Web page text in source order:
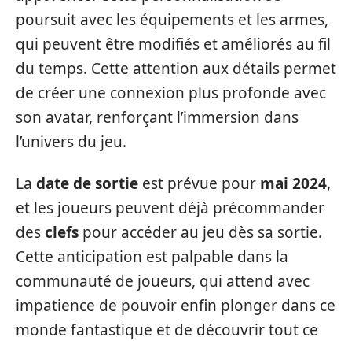
poursuit avec les équipements et les armes,
qui peuvent être modifiés et améliorés au fil
du temps. Cette attention aux détails permet
de créer une connexion plus profonde avec
son avatar, renforçant l’immersion dans
l’univers du jeu.
La date de sortie est prévue pour mai 2024,
et les joueurs peuvent déjà précommander
desclefs pour accéder au jeu dès sa sortie.
Cette anticipation est palpable dans la
communauté de joueurs, qui attend avec
impatience de pouvoir enfin plonger dans ce
monde fantastique et de découvrir tout ce